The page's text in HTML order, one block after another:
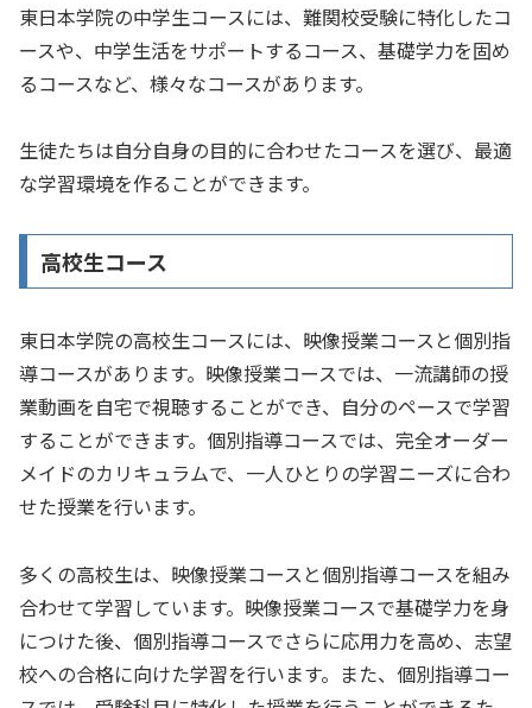
東日本学院の中学生コースには、難関校受験に特化したコ
ースや、中学生活をサポートするコース、基礎学力を固め
るコースなど、様々なコースがあります。
生徒たちは自分自身の目的に合わせたコースを選び、最適
な学習環境を作ることができます。
高校生コース
東日本学院の高校生コースには、映像授業コースと個別指
導コースがあります。映像授業コースでは、一流講師の授
業動画を自宅で視聴することができ、自分のペースで学習
することができます。個別指導コースでは、完全オーダー
メイドのカリキュラムで、一人ひとりの学習ニーズに合わ
せた授業を行います。
多くの高校生は、映像授業コースと個別指導コースを組み
合わせて学習しています。映像授業コースで基礎学力を身
につけた後、個別指導コースでさらに応用力を高め、志望
校への合格に向けた学習を行います。また、個別指導コー